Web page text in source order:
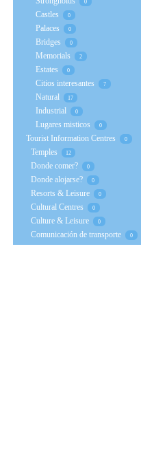
0
Сastles 0
Palaces 0
Вridges 0
Мemorials 2
Estates 0
Citios interesantes 7
Natural 17
Industrial 0
Lugares misticos 0
Tourist Information Centres 0
Temples 12
Donde comer? 0
Donde alojarse? 0
Resorts & Leisure 0
Cultural Centres 0
Culture & Leisure 0
Comunicación de transporte 0